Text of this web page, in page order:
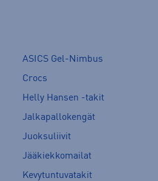
ASICS Gel-Nimbus
Crocs
Helly Hansen -takit
Jalkapallokengät
Juoksuliivit
Jääkiekkomailat
Kevytuntuvatakit